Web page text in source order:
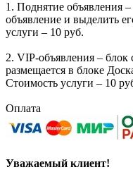
1. Поднятие объявления
объявление и выделить
услуги – 10 руб.
2. VIP-объявления –
размещается в блоке
Стоимость услуги – 10
Оплата
Уважаемый клиент!